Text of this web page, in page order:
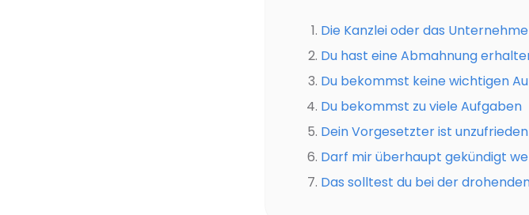
Die Kanzlei oder das
Du hast eine Abmahnung
Du bekommst keine wichtigen
Du bekommst zu viele Aufgaben
Dein Vorgesetzter ist
Darf mir überhaupt gekündigt
Das solltest du bei der